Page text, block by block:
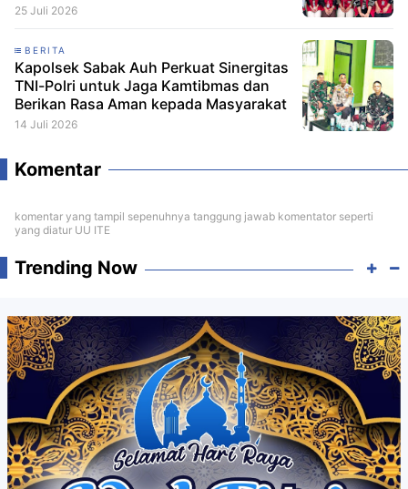
25 Juli 2026
BERITA
Kapolsek Sabak Auh Perkuat Sinergitas
TNI-Polri untuk Jaga Kamtibmas dan
Berikan Rasa Aman kepada Masyarakat
14 Juli 2026
Komentar
komentar yang tampil sepenuhnya tanggung jawab komentator seperti
yang diatur UU ITE
Trending Now